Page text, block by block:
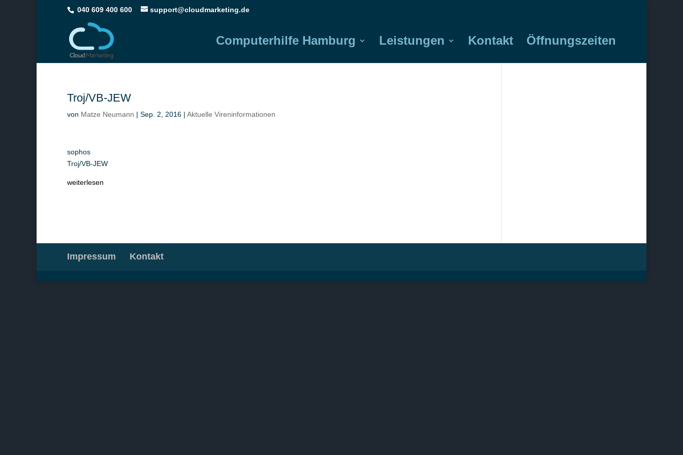
040 609 400 600 support@cloudmarketing.de
Computerhilfe Hamburg Leistungen Kontakt Öffnungszeiten
Troj/VB-JEW
von Matze Neumann | Sep. 2, 2016 | Aktuelle Vireninformationen
sophos
Troj/VB-JEW
weiterlesen
Impressum Kontakt